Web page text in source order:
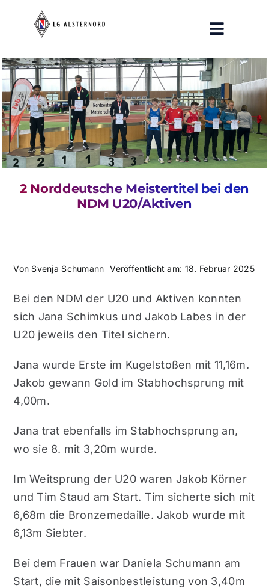
Toggle
Aktuelles
Training
Breitensport
Verein
Pressespiegel
2 Norddeutsche Meistertitel bei den
NDM U20/Aktiven
Von Svenja Schumann Veröffentlicht am: 18. Februar 2025
Bei den NDM der U20 und Aktiven konnten
sich Jana Schimkus und Jakob Labes in der
U20 jeweils den Titel sichern.
Jana wurde Erste im Kugelstoßen mit 11,16m.
Jakob gewann Gold im Stabhochsprung mit
4,00m.
Jana trat ebenfalls im Stabhochsprung an,
wo sie 8. mit 3,20m wurde.
Im Weitsprung der U20 waren Jakob Körner
und Tim Staud am Start. Tim sicherte sich mit
6,68m die Bronzemedaille. Jakob wurde mit
6,13m Siebter.
Bei dem Frauen war Daniela Schumann am
Start, die mit Saisonbestleistung von 3,40m